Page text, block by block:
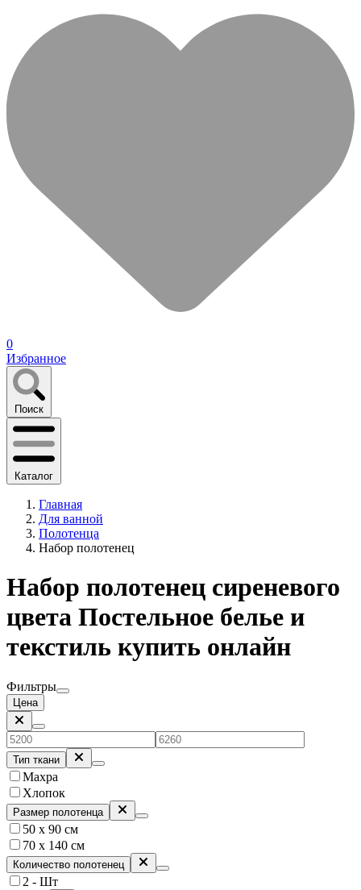
0
Избранное
Поиск
Каталог
Главная
Для ванной
Полотенца
Набор полотенец
Набор полотенец сиреневого
цвета Постельное белье и
текстиль купить онлайн
Фильтры
Цена
Тип ткани
Махра
Хлопок
Размер полотенца
50 х 90 см
70 х 140 см
Количество полотенец
2 - Шт